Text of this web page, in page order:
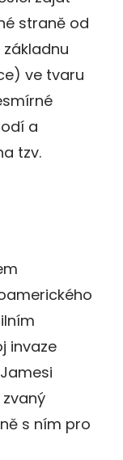
straně od
ve tvaru
a
tzv.
invaze
s ním pro